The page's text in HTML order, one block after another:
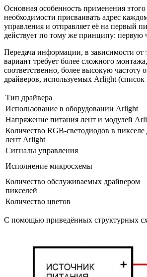
Основная особенность применения
необходимости присваивать адрес
управления и отправляет её на первый
действует по тому же принципу: первую
Передача информации, в зависимости
вариант требует более сложного
соответственно, более высокую
драйверов, используемых Arlight
Тип драйвера
Использование в оборудовании Arlight
Напряжение питания лент и модулей
Количество RGB-светодиодов в пикселе
лент Arlight
Сигналы управления
Исполнение микросхемы
Количество обслуживаемых драйвером
пикселей
Количество цветов
С помощью приведённых структурных